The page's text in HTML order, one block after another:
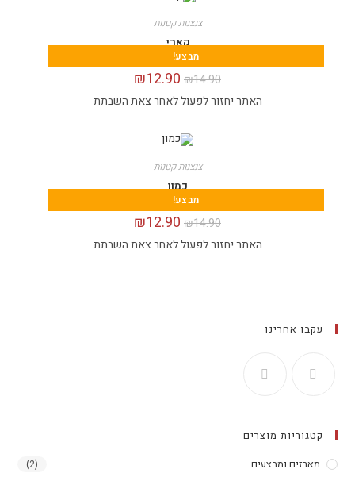
מבצע!
צנצנות קטנות
קארי
₪14.90
₪12.90
האתר יחזור לפעול לאחר צאת השבתת
מבצע!
צנצנות קטנות
כמון
₪14.90
₪12.90
האתר יחזור לפעול לאחר צאת השבתת
עקבו אחרינו
קטגוריות מוצרים
מארזים ומבצעים
(2)